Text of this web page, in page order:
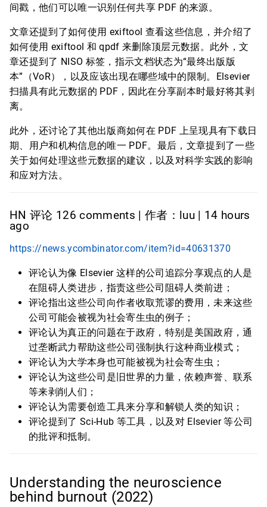
间戳，他们可以唯一识别任何共享 PDF 的来源。
文章还提到了如何使用 exiftool 查看这些信息，并介绍了
如何使用 exiftool 和 qpdf 来删除顶层元数据。此外，文
章还提到了 NISO 标签，指示文档状态为“最终出版版
本”（VoR），以及应该出现在哪些域中的限制。Elsevier
扫描具有此元数据的 PDF，因此在分享副本时最好将其剥
离。
此外，还讨论了其他出版商如何在 PDF 上呈现具有下载日
期、用户和机构信息的唯一 PDF。最后，文章提到了一些
关于如何处理这些元数据的建议，以及对科学实践的影响
和应对方法。
HN 评论 126 comments | 作者：luu | 14 hours
ago
https://news.ycombinator.com/item?id=40631370
评论认为像 Elsevier 这样的公司追踪分享观点的人是
在阻碍人类进步，指责这些公司阻碍人类前进；
评论指出这些公司向作者收取荒谬的费用，未来这些
公司可能会被视为社会寄生虫的例子；
评论认为真正的问题在于政府，特别是美国政府，通
过垄断武力帮助这些公司强制执行这种商业模式；
评论认为大学本身也可能被视为社会寄生虫；
评论认为这些公司是旧世界的力量，依赖声誉、联系
等来剥削人们；
评论认为需要创造工具来分享和解锁人类的知识；
评论提到了 Sci-Hub 等工具，以及对 Elsevier 等公司
的批评和抵制。
Understanding the neuroscience
behind burnout (2022)